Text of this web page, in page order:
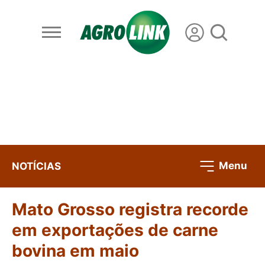
NOTÍCIAS Menu
Mato Grosso registra recorde
em exportações de carne
bovina em maio